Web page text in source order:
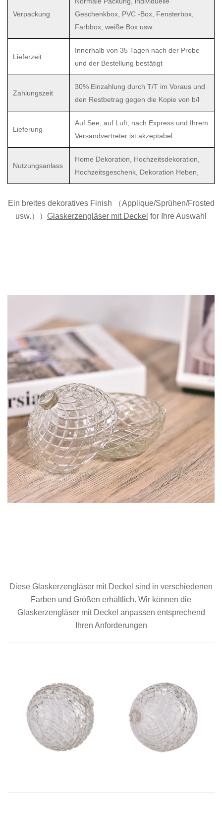
Verpackung
Geschenkbox, PVC -Box, Fensterbox,
Farbbox, weiße Box usw.
Lieferzeit
Innerhalb von 35 Tagen nach der Probe
und der Bestellung bestätigt
Zahlungszeit
30% Einzahlung durch T/T im Voraus und
den Restbetrag gegen die Kopie von b/l
Lieferung
Auf See, auf Luft, nach Express und Ihrem
Versandvertreter ist akzeptabel
Nutzungsanlass
Home Dekoration, Hochzeitsdekoration,
Hochzeitsgeschenk, Dekoration Heben,
Ein breites dekoratives Finish （Applique/Sprühen/Frosted
usw.）） Glaskerzengläser mit Deckel for Ihre Auswahl
Diese Glaskerzengläser mit Deckel sind in verschiedenen
Farben und Größen erhältlich. Wir können die
Glaskerzengläser mit Deckel anpassen entsprechend
Ihren Anforderungen